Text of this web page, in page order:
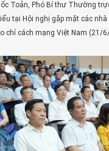
Toản, Phó Bí thư Thường
tại Hội nghị gặp mặt các
chí cách mạng Việt Nam (21/